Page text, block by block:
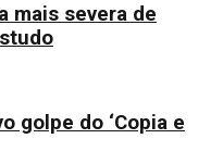
mais severa de
golpe do ‘Copia e